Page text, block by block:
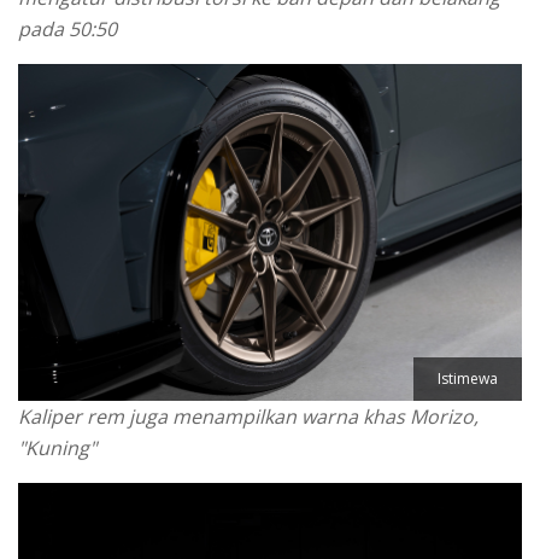
pada 50:50
Istimewa
Kaliper rem juga menampilkan warna khas Morizo,
"Kuning"